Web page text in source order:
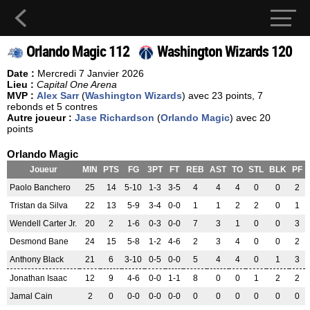
Orlando Magic 112 Washington Wizards 120
Date : Mercredi 7 Janvier 2026
Lieu : Capital One Arena
MVP : Alex Sarr(Washington Wizards) avec 23 points, 7
rebonds et 5 contres
Autre joueur : Jase Richardson (Orlando Magic) avec 20
points
Orlando Magic
Joueur MIN PTS FG 3PT FT REB AST TO STL BLK
PF
Paolo Banchero
25 14 5-10 1-3 3-5 4 4 4 0 0
2
Tristan da Silva
22 13 5-9 3-4 0-0 1 1 2 2 0
1
Wendell Carter Jr.
20 2 1-6 0-3 0-0 7 3 1 0 0
3
Desmond Bane
24 15 5-8 1-2 4-6 2 3 4 0 0
2
Anthony Black
21 6 3-10 0-5 0-0 5 4 4 0 1
3
Jonathan Isaac
12 9 4-6 0-0 1-1 8 0 0 1 2
2
Jamal Cain
2 0 0-0 0-0 0-0 0 0 0 0 0
0